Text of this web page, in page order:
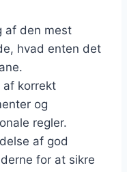
af den mest
hvad enten det
af korrekt
og
regler.
af god
for at sikre